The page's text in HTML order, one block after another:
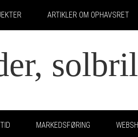
ARTIKLER OM OPHAVSRET
MARKEDSFØRING